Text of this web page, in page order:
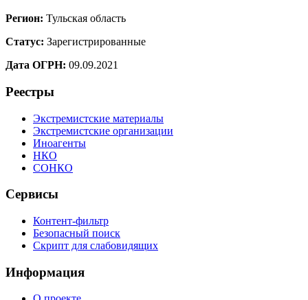
Регион: Тульская область
Статус: Зарегистрированные
Дата ОГРН: 09.09.2021
Реестры
Экстремистские материалы
Экстремистские организации
Иноагенты
НКО
СОНКО
Сервисы
Контент-фильтр
Безопасный поиск
Скрипт для слабовидящих
Информация